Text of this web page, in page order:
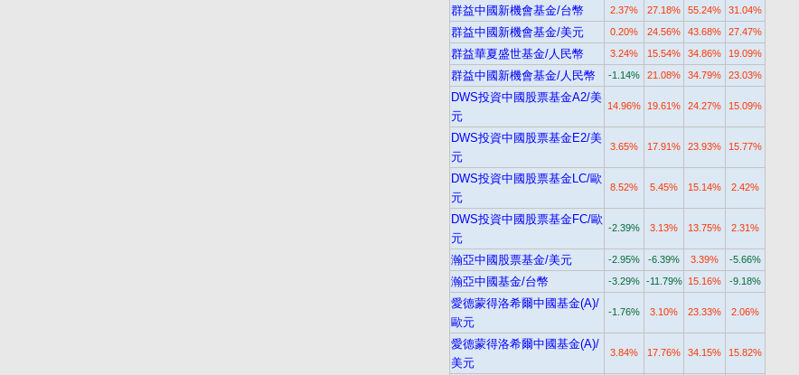
群益中國新機會基金/台幣 2.37% 27.18% 55.24% 31.04%
群益中國新機會基金/美元 0.20% 24.56% 43.68% 27.47%
群益華夏盛世基金/人民幣 3.24% 15.54% 34.86% 19.09%
群益中國新機會基金/人民幣 -1.14% 21.08% 34.79% 23.03%
DWS投資中國股票基金A2/美
元
14.96% 19.61% 24.27% 15.09%
DWS投資中國股票基金E2/美
元
3.65% 17.91% 23.93% 15.77%
DWS投資中國股票基金LC/歐
元
8.52% 5.45% 15.14% 2.42%
DWS投資中國股票基金FC/歐
元
-2.39% 3.13% 13.75% 2.31%
瀚亞中國股票基金/美元 -2.95% -6.39% 3.39% -5.66%
瀚亞中國基金/台幣 -3.29% -11.79% 15.16% -9.18%
愛德蒙得洛希爾中國基金(A)/
歐元
-1.76% 3.10% 23.33% 2.06%
愛德蒙得洛希爾中國基金(A)/
美元
3.84% 17.76% 34.15% 15.82%